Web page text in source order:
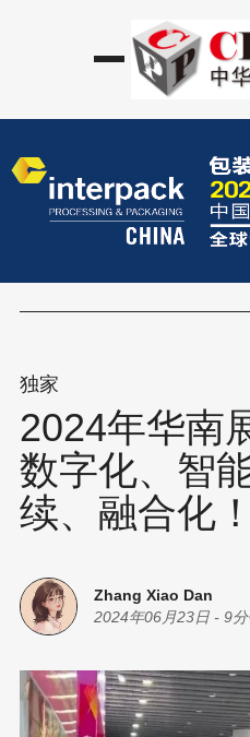
独家
2024年华南
数字化、智
续、融合化！
Zhang Xiao Dan
2024年06月23日 - 9